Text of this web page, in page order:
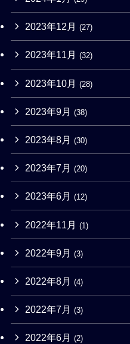
2023年12月 (27)
2023年11月 (32)
2023年10月 (28)
2023年9月 (38)
2023年8月 (30)
2023年7月 (20)
2023年6月 (12)
2022年11月 (1)
2022年9月 (3)
2022年8月 (4)
2022年7月 (3)
2022年6月 (2)